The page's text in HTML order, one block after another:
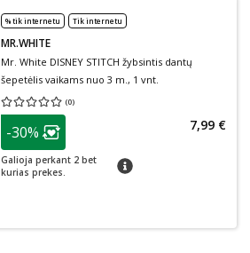
% tik internetu Tik internetu
MR.WHITE
Mr. White DISNEY STITCH žybsintis dantų
šepetėlis vaikams nuo 3 m., 1 vnt.
(0)
Vidutinis įvertinimas 0.00
patarimas
Lojalumo klubo narių nuolaida
-30%
Galioja perkant 2 bet
kurias prekes.
patarimas
7,99 €